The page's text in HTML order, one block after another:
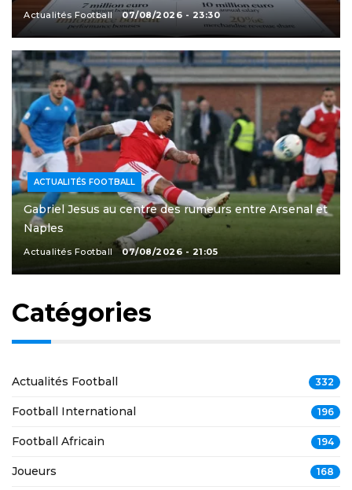
Actualités Football 07/08/2026 - 23:30
ACTUALITÉS FOOTBALL
Gabriel Jesus au centre des rumeurs entre Arsenal et
Naples
Actualités Football 07/08/2026 - 21:05
Catégories
Actualités Football 332
Football International 196
Football Africain 194
Joueurs 168